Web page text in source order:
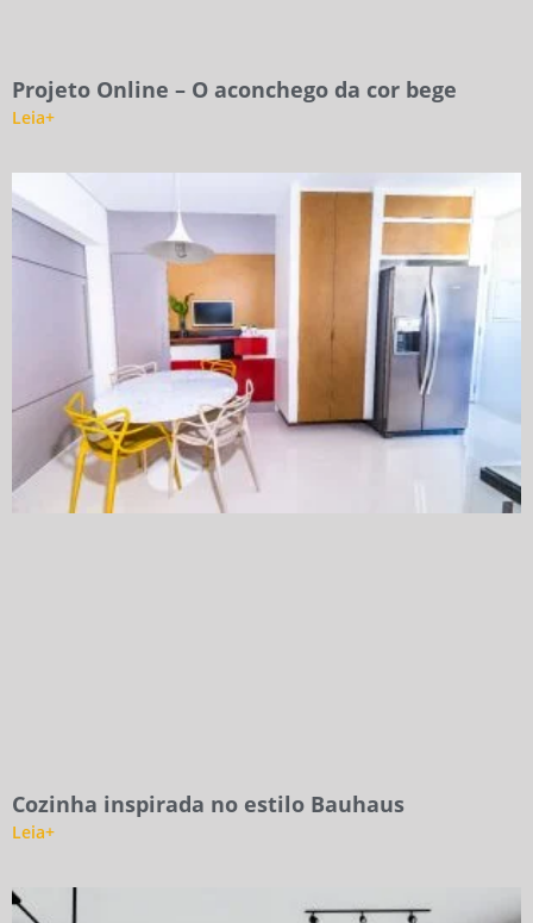
Projeto Online – O aconchego da cor bege
Leia+
Cozinha inspirada no estilo Bauhaus
Leia+